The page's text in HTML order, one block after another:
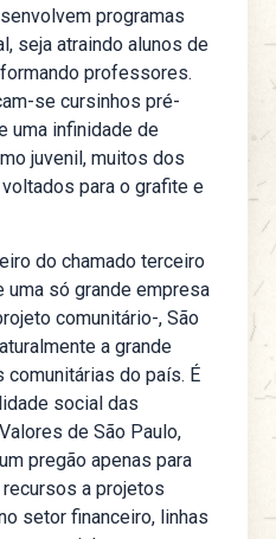
programas
seja atraindo alunos de
professores.
se cursinhos pré-
uma infinidade de
juvenil, muitos dos
para o grafite e
do chamado terceiro
uma só grande empresa
comunitário-, São
a grande
do país. É
social das
de São Paulo,
pregão apenas para
a projetos
setor financeiro, linhas